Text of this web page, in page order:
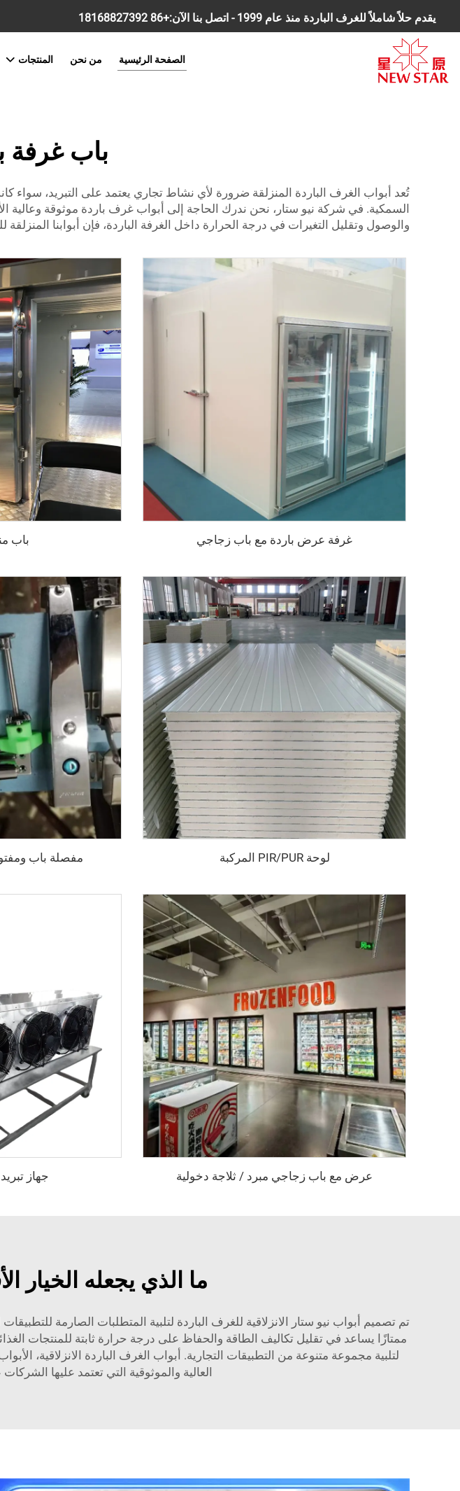
يقدم حلاً شاملاً للغرف الباردة منذ عام 1999 - اتصل بنا الآن: +86 18168827392
الصفحة الرئيسية من نحن المنتجات
باب غرفة
تُعد أبواب الغرف الباردة المنزلقة ضرورة لأي نشاط تجاري يعتمد على التبريد،
السمكية. في شركة نيو ستار، نحن ندرك الحاجة إلى أبواب غرف باردة موثوقة وعالية
والوصول وتقليل التغيرات في درجة الحرارة داخل الغرفة الباردة، فإن أبوابنا
غرفة عرض باردة مع باب زجاجي باب
لوحة PIR/PUR المركبة مفصلة باب
عرض مع باب زجاجي مبرد / ثلاجة دخولية جهاز تبريد
ما الذي يجعله الخيار
تم تصميم أبواب نيو ستار الانزلاقية للغرف الباردة لتلبية المتطلبات الصارمة
ممتازًا يساعد في تقليل تكاليف الطاقة والحفاظ على درجة حرارة ثابتة للمنتجات
لتلبية مجموعة متنوعة من التطبيقات التجارية. أبواب الغرف الباردة الانزلاقية،
العالية والموثوقية التي تعتمد عليها الشركات